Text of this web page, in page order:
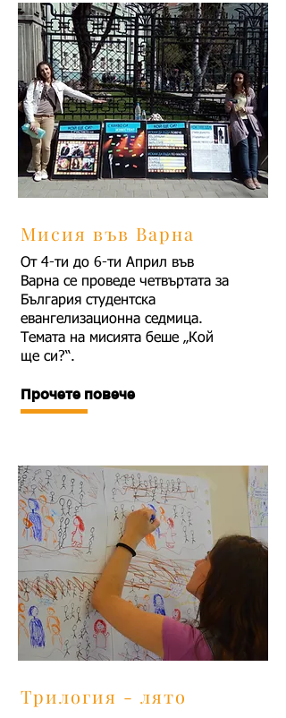
Мисия във Варна
От 4-ти до 6-ти Април във
Варна се проведе четвъртата за
България студентска
евангелизационна седмица.
Темата на мисията беше „Кой
ще си?“.
Прочете повече
Трилогия - лято